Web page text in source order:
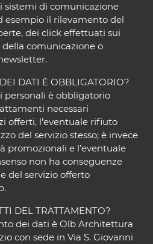
sistemi di comunicazione
esempio il rilevamento del
dei click effettuati sui
comunicazione o
DATI È OBBLIGATORIO?
è obbligatorio
necessari
offerti, l’eventuale rifiuto
del servizio stesso; è invece
promozionali e l’eventuale
non ha conseguenze
del servizio offerto
DEL TRATTAMENTO?
dei dati è Olb Architettura
con sede in Via S. Giovanni